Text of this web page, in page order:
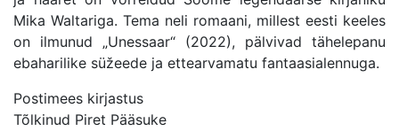
Mika Waltariga. Tema neli romaani, millest eesti keeles
on ilmunud „Unessaar“ (2022), pälvivad tähelepanu
ebaharilike süžeede ja ettearvamatu fantaasialennuga.
Postimees kirjastus
Tõlkinud Piret Pääsuke